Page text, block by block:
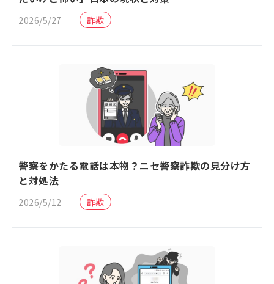
2026/5/27 詐欺
警察をかたる電話は本物？ニセ警察詐欺の見分け方
と対処法
2026/5/12 詐欺